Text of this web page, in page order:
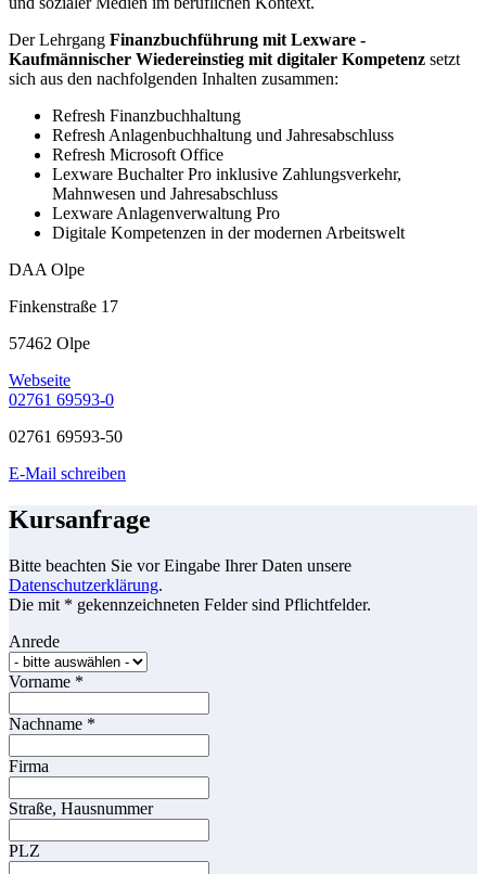
Der Lehrgang Finanzbuchführung mit Lexware -
Kaufmännischer Wiedereinstieg mit digitaler Kompetenz setzt
sich aus den nachfolgenden Inhalten zusammen:
Refresh Finanzbuchhaltung
Refresh Anlagenbuchhaltung und Jahresabschluss
Refresh Microsoft Office
Lexware Buchalter Pro inklusive Zahlungsverkehr,
Mahnwesen und Jahresabschluss
Lexware Anlagenverwaltung Pro
Digitale Kompetenzen in der modernen Arbeitswelt
DAA Olpe
Finkenstraße 17
57462 Olpe
Webseite
02761 69593-0
02761 69593-50
E-Mail schreiben
Kursanfrage
Bitte beachten Sie vor Eingabe Ihrer Daten unsere
Datenschutzerklärung.
Die mit * gekennzeichneten Felder sind Pflichtfelder.
Anrede
Vorname *
Nachname *
Firma
Straße, Hausnummer
PLZ